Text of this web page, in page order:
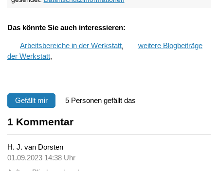
Das könnte Sie auch interessieren:
Arbeitsbereiche in der Werkstatt
weitere Blogbeiträge
der Werkstatt,
Gefällt mir 5 Personen gefällt das
1 Kommentar
H. J. van Dorsten
01.09.2023 14:38 Uhr